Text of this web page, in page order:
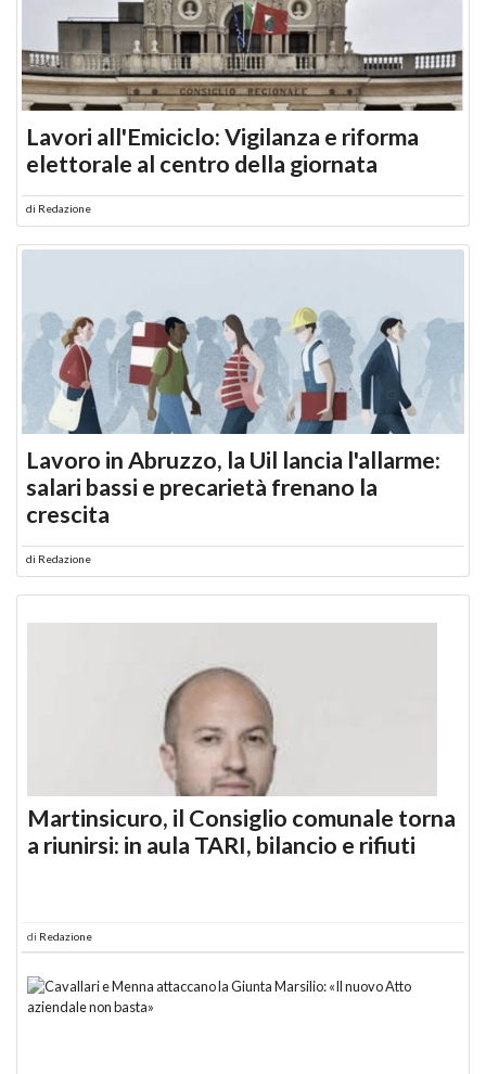
Lavori all'Emiciclo: Vigilanza e riforma
elettorale al centro della giornata
di Redazione
Lavoro in Abruzzo, la Uil lancia l'allarme:
salari bassi e precarietà frenano la
crescita
di Redazione
Martinsicuro, il Consiglio comunale torna
a riunirsi: in aula TARI, bilancio e rifiuti
di Redazione